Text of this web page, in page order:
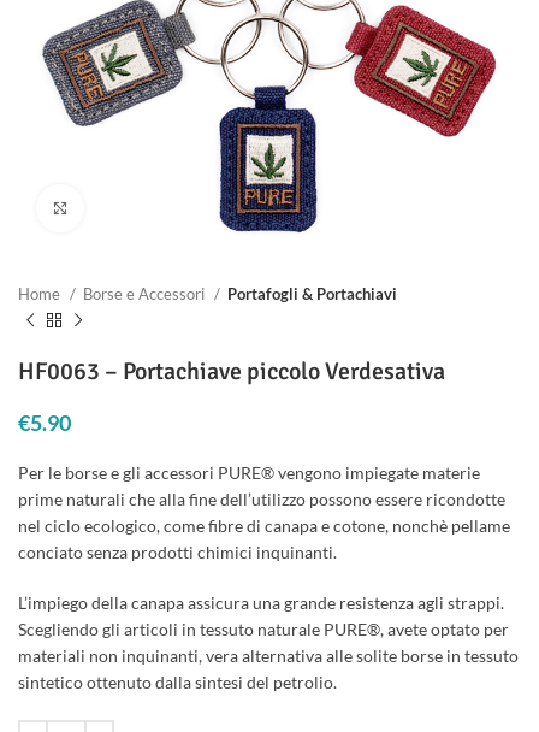
Clicca per ingrandire
Home Borse e Accessori Portafogli & Portachiavi
HF0063 – Portachiave piccolo Verdesativa
€5.90
Per le borse e gli accessori PURE® vengono impiegate materie
prime naturali che alla fine dell’utilizzo possono essere ricondotte
nel ciclo ecologico, come fibre di canapa e cotone, nonchè pellame
conciato senza prodotti chimici inquinanti.
L’impiego della canapa assicura una grande resistenza agli strappi.
Scegliendo gli articoli in tessuto naturale PURE®, avete optato per
materiali non inquinanti, vera alternativa alle solite borse in tessuto
sintetico ottenuto dalla sintesi del petrolio.